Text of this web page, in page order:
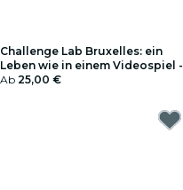
Challenge Lab Bruxelles: ein
Leben wie in einem Videospiel -
Geschenkgutschein
Ab 25,00 €